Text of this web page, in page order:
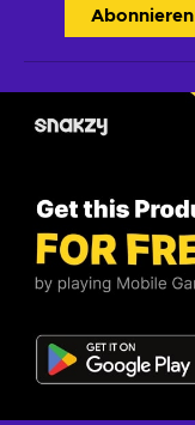
Abonnieren